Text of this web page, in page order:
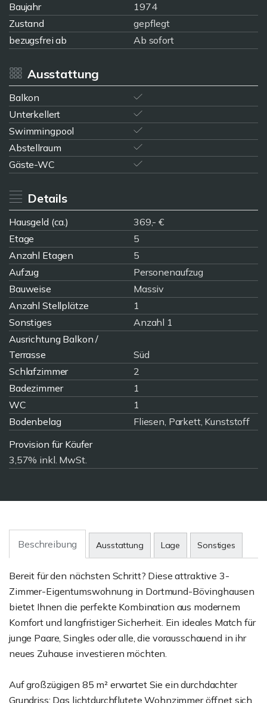
Baujahr
1974
Zustand
gepflegt
bezugsfrei ab
Ab sofort
Ausstattung
Balkon
Unterkellert
Swimmingpool
Abstellraum
Gäste-WC
Details
Hausgeld (ca.)
369,- €
Etage
5
Anzahl Etagen
5
Aufzug
Personenaufzug
Bauweise
Massiv
Anzahl Stellplätze
1
Sonstiges
Anzahl 1
Ausrichtung Balkon /
Terrasse
Süd
Schlafzimmer
2
Badezimmer
1
WC
1
Bodenbelag
Fliesen, Parkett, Kunststoff
Provision für Käufer
3,57% inkl. MwSt.
Beschreibung Ausstattung Lage Sonstiges
Bereit für den nächsten Schritt? Diese attraktive 3-
Zimmer-Eigentumswohnung in Dortmund-Bövinghausen
bietet Ihnen die perfekte Kombination aus modernem
Komfort und langfristiger Sicherheit. Ein ideales Match für
junge Paare, Singles oder alle, die vorausschauend in ihr
neues Zuhause investieren möchten.
Auf großzügigen 85 m² erwartet Sie ein durchdachter
Grundriss: Das lichtdurchflutete Wohnzimmer öffnet sich